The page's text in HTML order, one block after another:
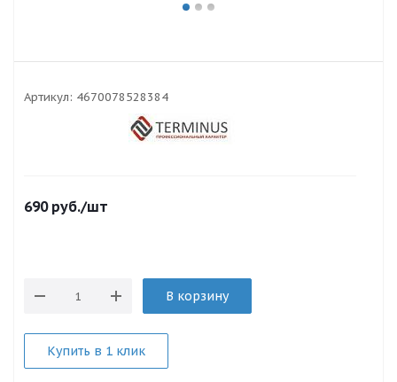
Артикул: 4670078528384
690руб./шт
В корзину
Купить в 1 клик